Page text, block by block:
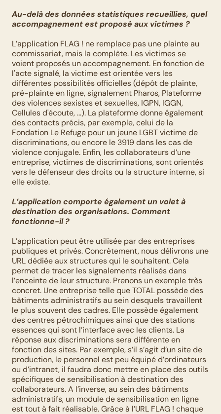
Au-delà des données statistiques recueillies, quel
accompagnement est proposé aux victimes ?
L’application FLAG ! ne remplace pas une plainte au
commissariat, mais la complète. Les victimes se
voient proposés un accompagnement. En fonction de
l'acte signalé, la victime est orientée vers les
différentes possibilités officielles (dépôt de plainte,
pré-plainte en ligne, signalement Pharos, Plateforme
des violences sexistes et sexuelles, IGPN, IGGN,
Cellules d'écoute, ...). La plateforme donne également
des contacts précis, par exemple, celui de la
Fondation Le Refuge pour un jeune LGBT victime de
discriminations, ou encore le 3919 dans les cas de
violence conjugale. Enfin, les collaborateurs d’une
entreprise, victimes de discriminations, sont orientés
vers le défenseur des droits ou la structure interne, si
elle existe.
L’application comporte également un volet à
destination des organisations. Comment
fonctionne-il ?
L’application peut être utilisée par des entreprises
publiques et privés. Concrètement, nous délivrons une
URL dédiée aux structures qui le souhaitent. Cela
permet de tracer les signalements réalisés dans
l’enceinte de leur structure. Prenons un exemple très
concret. Une entreprise telle que TOTAL possède des
bâtiments administratifs au sein desquels travaillent
le plus souvent des cadres. Elle possède également
des centres pétrochimiques ainsi que des stations
essences qui sont l’interface avec les clients. La
réponse aux discriminations sera différente en
fonction des sites. Par exemple, s’il s’agit d’un site de
production, le personnel est peu équipé d’ordinateurs
ou d’intranet, il faudra donc mettre en place des outils
spécifiques de sensibilisation à destination des
collaborateurs. A l’inverse, au sein des bâtiments
administratifs, un module de sensibilisation en ligne
est tout à fait réalisable. Grâce à l’URL FLAG ! chaque